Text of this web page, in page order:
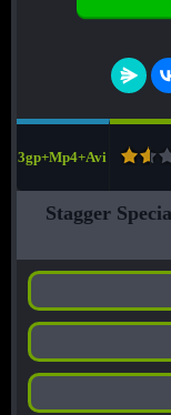
3gp+Mp4+Avi
Stagger